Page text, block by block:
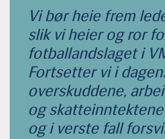
Vi bør heie frem
slik vi heier og ror
fotballandslaget i
Fortsetter vi i
overskuddene,
og
og i verste fall